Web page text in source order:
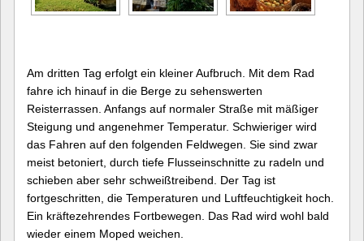
Am dritten Tag erfolgt ein kleiner Aufbruch. Mit dem Rad
fahre ich hinauf in die Berge zu sehenswerten
Reisterrassen. Anfangs auf normaler Straße mit mäßiger
Steigung und angenehmer Temperatur. Schwieriger wird
das Fahren auf den folgenden Feldwegen. Sie sind zwar
meist betoniert, durch tiefe Flusseinschnitte zu radeln und
schieben aber sehr schweißtreibend. Der Tag ist
fortgeschritten, die Temperaturen und Luftfeuchtigkeit hoch.
Ein kräftezehrendes Fortbewegen. Das Rad wird wohl bald
wieder einem Moped weichen.